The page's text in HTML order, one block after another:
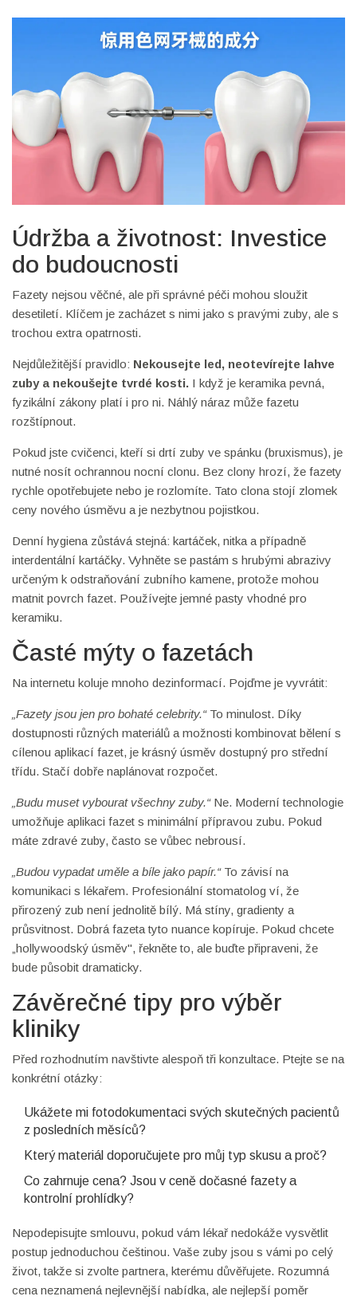
Údržba a životnost: Investice
do budoucnosti
Fazety nejsou věčné, ale při správné péči mohou sloužit
desetiletí. Klíčem je zacházet s nimi jako s pravými zuby, ale s
trochou extra opatrnosti.
Nejdůležitější pravidlo: Nekousejte led, neotevírejte lahve
zuby a nekoušejte tvrdé kosti. I když je keramika pevná,
fyzikální zákony platí i pro ni. Náhlý náraz může fazetu
rozštípnout.
Pokud jste cvičenci, kteří si drtí zuby ve spánku (bruxismus), je
nutné nosít ochrannou nocní clonu. Bez clony hrozí, že fazety
rychle opotřebujete nebo je rozlomíte. Tato clona stojí zlomek
ceny nového úsměvu a je nezbytnou pojistkou.
Denní hygiena zůstává stejná: kartáček, nitka a případně
interdentální kartáčky. Vyhněte se pastám s hrubými abrazivy
určeným k odstraňování zubního kamene, protože mohou
matnit povrch fazet. Používejte jemné pasty vhodné pro
keramiku.
Časté mýty o fazetách
Na internetu koluje mnoho dezinformací. Pojďme je vyvrátit:
„Fazety jsou jen pro bohaté celebrity.“To minulost. Díky
dostupnosti různých materiálů a možnosti kombinovat bělení s
cílenou aplikací fazet, je krásný úsměv dostupný pro střední
třídu. Stačí dobře naplánovat rozpočet.
„Budu muset vybourat všechny zuby.“Ne. Moderní technologie
umožňuje aplikaci fazet s minimální přípravou zubu. Pokud
máte zdravé zuby, často se vůbec nebrousí.
„Budou vypadat uměle a bíle jako papír.“To závisí na
komunikaci s lékařem. Profesionální stomatolog ví, že
přirozený zub není jednolitě bílý. Má stíny, gradienty a
průsvitnost. Dobrá fazeta tyto nuance kopíruje. Pokud chcete
„hollywoodský úsměv", řekněte to, ale buďte připraveni, že
bude působit dramaticky.
Závěrečné tipy pro výběr
kliniky
Před rozhodnutím navštivte alespoň tři konzultace. Ptejte se na
konkrétní otázky:
Ukážete mi fotodokumentaci svých skutečných pacientů
z posledních měsíců?
Který materiál doporučujete pro můj typ skusu a proč?
Co zahrnuje cena? Jsou v ceně dočasné fazety a
kontrolní prohlídky?
Nepodepisujte smlouvu, pokud vám lékař nedokáže vysvětlit
postup jednoduchou češtinou. Vaše zuby jsou s vámi po celý
život, takže si zvolte partnera, kterému důvěřujete. Rozumná
cena neznamená nejlevnější nabídka, ale nejlepší poměr